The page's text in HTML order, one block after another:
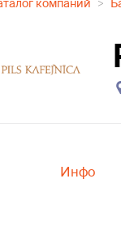
компаний
Инфо